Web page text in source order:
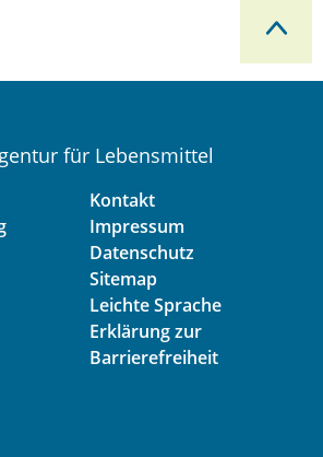
für Lebensmittel
Kontakt
Impressum
Datenschutz
Sitemap
Leichte Sprache
Erklärung zur
Barrierefreiheit